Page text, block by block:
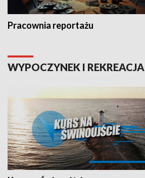
Pracownia reportażu
WYPOCZYNEK I REKREACJA